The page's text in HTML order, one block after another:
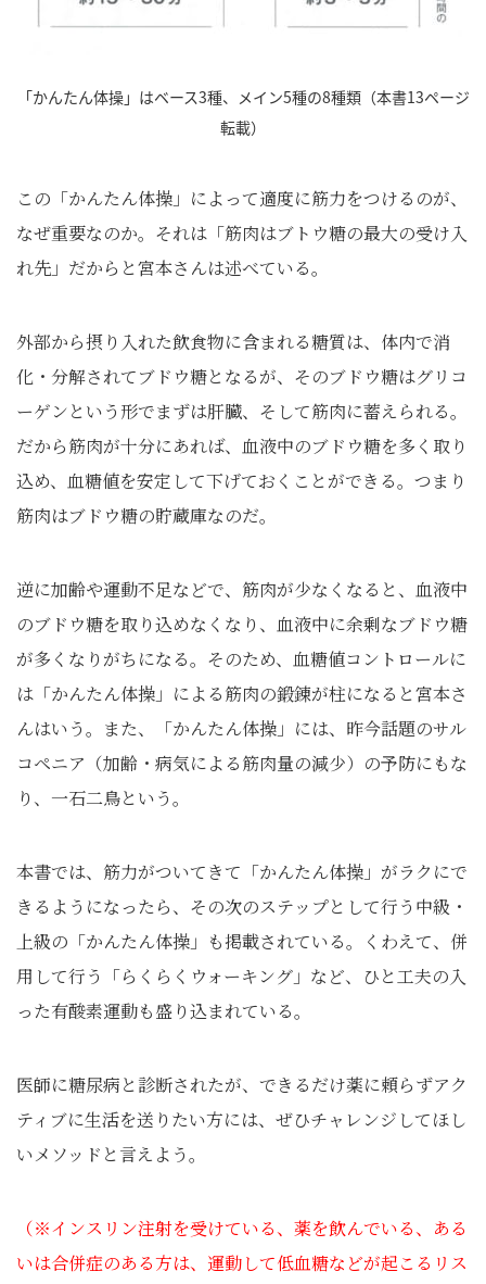
「かんたん体操」はベース3種、メイン5種の8種類（本書13ページ
転載）
この「かんたん体操」によって適度に筋力をつけるのが、
なぜ重要なのか。それは「筋肉はブトウ糖の最大の受け入
れ先」だからと宮本さんは述べている。
外部から摂り入れた飲食物に含まれる糖質は、体内で消
化・分解されてブドウ糖となるが、そのブドウ糖はグリコ
ーゲンという形でまずは肝臓、そして筋肉に蓄えられる。
だから筋肉が十分にあれば、血液中のブドウ糖を多く取り
込め、血糖値を安定して下げておくことができる。つまり
筋肉はブドウ糖の貯蔵庫なのだ。
逆に加齢や運動不足などで、筋肉が少なくなると、血液中
のブドウ糖を取り込めなくなり、血液中に余剰なブドウ糖
が多くなりがちになる。そのため、血糖値コントロールに
は「かんたん体操」による筋肉の鍛錬が柱になると宮本さ
んはいう。また、「かんたん体操」には、昨今話題のサル
コペニア（加齢・病気による筋肉量の減少）の予防にもな
り、一石二鳥という。
本書では、筋力がついてきて「かんたん体操」がラクにで
きるようになったら、その次のステップとして行う中級・
上級の「かんたん体操」も掲載されている。くわえて、併
用して行う「らくらくウォーキング」など、ひと工夫の入
った有酸素運動も盛り込まれている。
医師に糖尿病と診断されたが、できるだけ薬に頼らずアク
ティブに生活を送りたい方には、ぜひチャレンジしてほし
いメソッドと言えよう。
（※インスリン注射を受けている、薬を飲んでいる、ある
いは合併症のある方は、運動して低血糖などが起こるリス